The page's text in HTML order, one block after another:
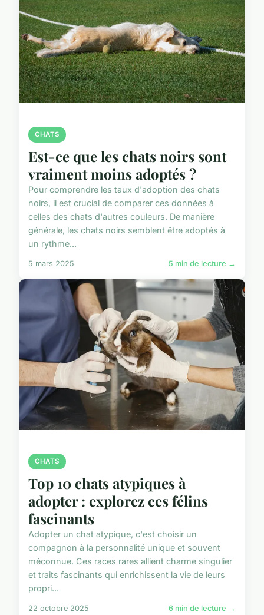
CHATS
Est-ce que les chats noirs sont
vraiment moins adoptés ?
Pour comprendre les taux d'adoption des chats
noirs, il est crucial de comparer ces données à
celles des chats d'autres couleurs. De manière
générale, les chats noirs semblent être adoptés à
un rythme...
5 mars 2025 5 min de lecture →
CHATS
Top 10 chats atypiques à
adopter : explorez ces félins
fascinants
Adopter un chat atypique, c'est choisir un
compagnon à la personnalité unique et souvent
méconnue. Ces races rares allient charme singulier
et traits fascinants qui enrichissent la vie de leurs
propri...
22 octobre 2025 6 min de lecture →